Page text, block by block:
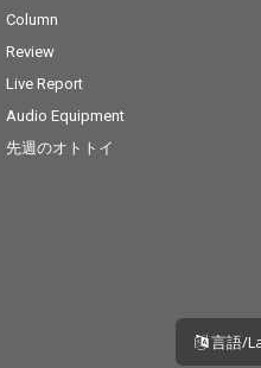
Column
Review
Live Report
Audio Equipment
先週のオトトイ
言語/